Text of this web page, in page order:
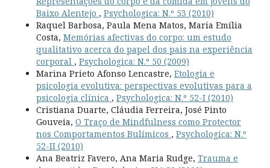
Baixo Alentejo , Psychologica: N.º 53 (2010)
Raquel Barbosa, Paula Mena Matos, Maria Emília
Costa, Memórias afectivas do corpo: um estudo
qualitativo acerca do papel dos pais na experiência
corporal , Psychologica: N.º 50 (2009)
Marina Prieto Afonso Lencastre, Etologia e
psicologia evolutiva: perspectivas evolutivas para a
psicologia clínica , Psychologica: N.º 52-I (2010)
Cristiana Duarte, Cláudia Ferreira, José Pinto
Gouveia, O Traço de Mindfulness como Protector
nos Comportamentos Bulímicos , Psychologica: N.º
52-II (2010)
Ana Beatriz Favero, Ana Maria Rudge, Trauma e